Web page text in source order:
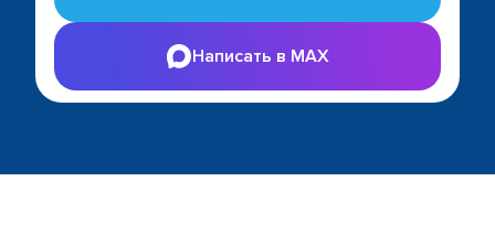
Написать в MAX